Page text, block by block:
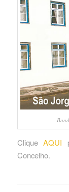
CliqueAQUI
Concelho.